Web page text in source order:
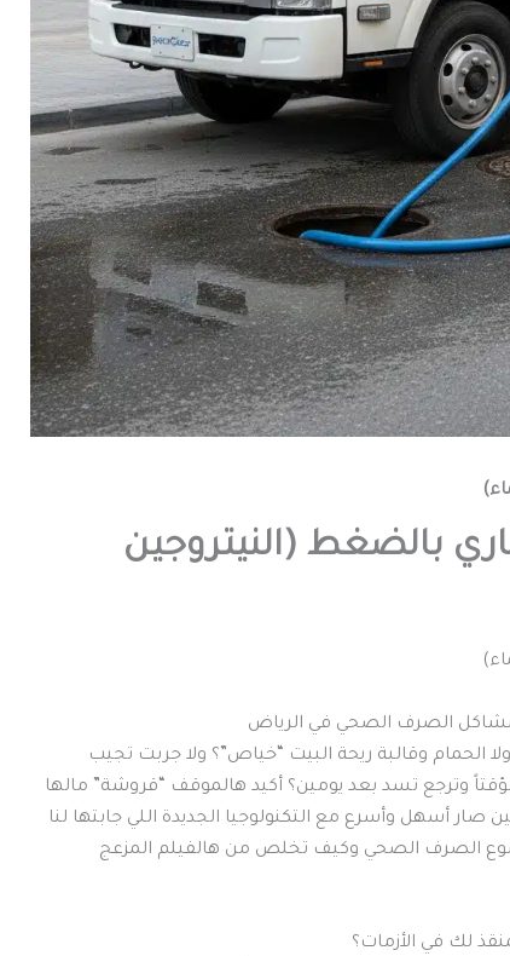
بالضغط (النيتروجين
الصرف الصحي في الرياض
وقالبة ريحة البيت “خياص”؟ ولا جربت تجيب
وترجع تسد بعد يومين؟ أكيد هالموقف “قروشة” مالها
أسهل وأسرع مع التكنولوجيا الجديدة اللي جابتها لنا
الصرف الصحي وكيف تخلص من هالفيلم المزعج
لك في الأزمات؟